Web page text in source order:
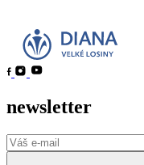
newsletter